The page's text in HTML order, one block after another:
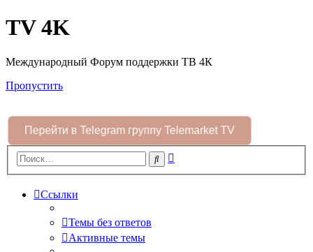
TV 4K
Международный Форум поддержки ТВ 4К
Пропустить
Перейти в Telegram группу Telemarket TV
Поиск
Ссылки
Темы без ответов
Активные темы